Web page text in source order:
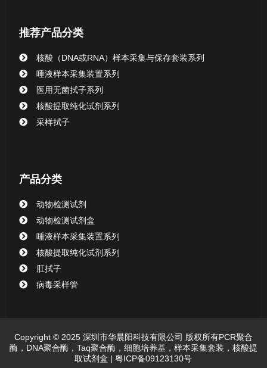
核酸提取或纯化试剂
清洁验证棉签系列
动物检测试剂
推荐产品分类
核酸（DNA或RNA）样本采集与保存套装系列
唾液样本采集装置系列
医用无菌拭子系列
核酸提取纯化试剂系列
采样拭子
产品分类
动物检测试剂
动物检测试剂盒
唾液样本采集装置系列
核酸提取纯化试剂系列
肛拭子
病毒采样管
Copyright © 2025 深圳市华晨阳科技有限公司 版权所有PCR聚合
酶，DNA聚合酶，Taq聚合酶，细胞培养基，样本采集套装，核酸提
取试剂盒 | 粤ICP备09123130号